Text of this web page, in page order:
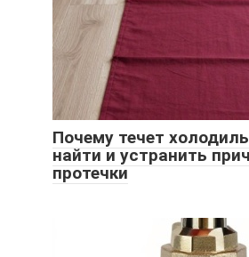
Почему течет
найти и устранить
протечки